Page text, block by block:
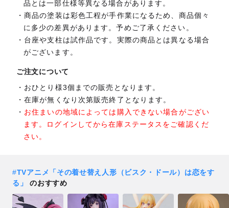
品とは一部仕様等異なる場合があります。
商品の塗装は彩色工程が手作業になるため、商品個々
に多少の差異があります。予めご了承ください。
台座や支柱は試作品です。実際の商品とは異なる場合
がございます。
ご注文について
おひとり様3個までの販売となります。
在庫が無くなり次第販売終了となります。
お住まいの地域によっては購入できない場合がござい
ます。ログインしてから在庫ステータスをご確認くだ
さい。
#TVアニメ「その着せ替え人形（ビスク・ドール）は恋をす
る」
のおすすめ